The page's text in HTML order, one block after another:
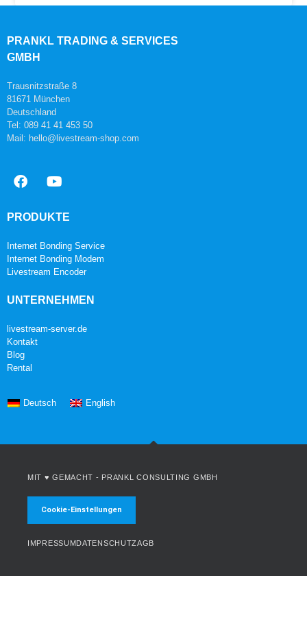
PRANKL TRADING & SERVICES
GMBH
Trausnitzstraße 8
81671 München
Deutschland
Tel: 089 41 41 453 50
Mail: hello@livestream-shop.com
PRODUKTE
Internet Bonding Service
Internet Bonding Modem
Livestream Encoder
UNTERNEHMEN
livestream-server.de
Kontakt
Blog
Rental
Deutsch English
MIT ♥ GEMACHT - PRANKL CONSULTING GMBH
Cookie-Einstellungen
IMPRESSUMDATENSCHUTZAGB